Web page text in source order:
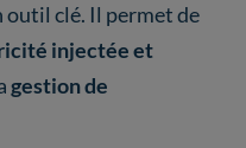
outil clé. Il permet de
injectée et
gestion de